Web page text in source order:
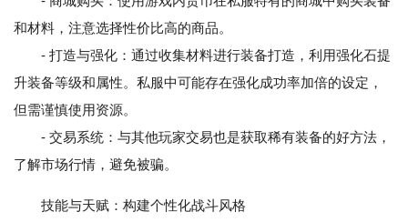
和材料，注意选择性价比高的商品。
- 打造与强化：通过收集材料进行装备打造，利用强化石提
升装备等级和属性。私服中可能存在强化成功率加倍的设定，
但需谨慎使用资源。
- 交易系统：与其他玩家交易也是获取稀有装备的好方法，
了解市场行情，避免被骗。
技能与天赋：构建个性化战斗风格